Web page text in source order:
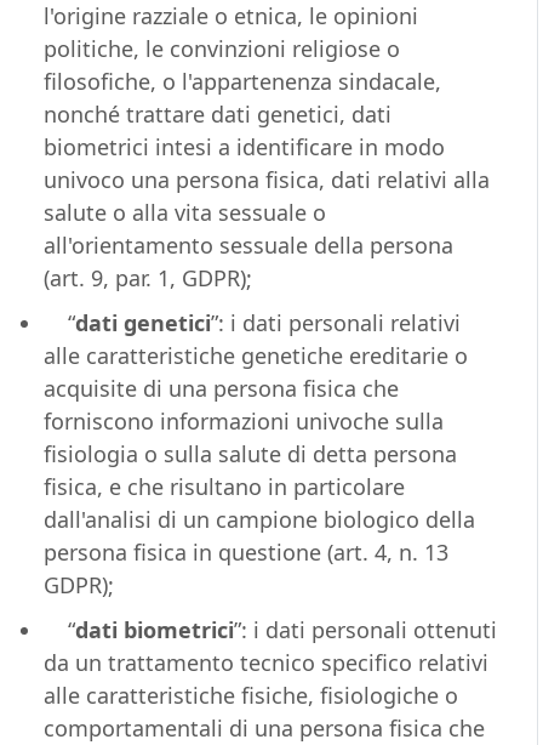
l'origine razziale o etnica, le opinioni
politiche, le convinzioni religiose o
filosofiche, o l'appartenenza sindacale,
nonché trattare dati genetici, dati
biometrici intesi a identificare in modo
univoco una persona fisica, dati relativi alla
salute o alla vita sessuale o
all'orientamento sessuale della persona
(art. 9, par. 1, GDPR);
“dati genetici”: i dati personali relativi
alle caratteristiche genetiche ereditarie o
acquisite di una persona fisica che
forniscono informazioni univoche sulla
fisiologia o sulla salute di detta persona
fisica, e che risultano in particolare
dall'analisi di un campione biologico della
persona fisica in questione (art. 4, n. 13
GDPR);
“dati biometrici”: i dati personali ottenuti
da un trattamento tecnico specifico relativi
alle caratteristiche fisiche, fisiologiche o
comportamentali di una persona fisica che